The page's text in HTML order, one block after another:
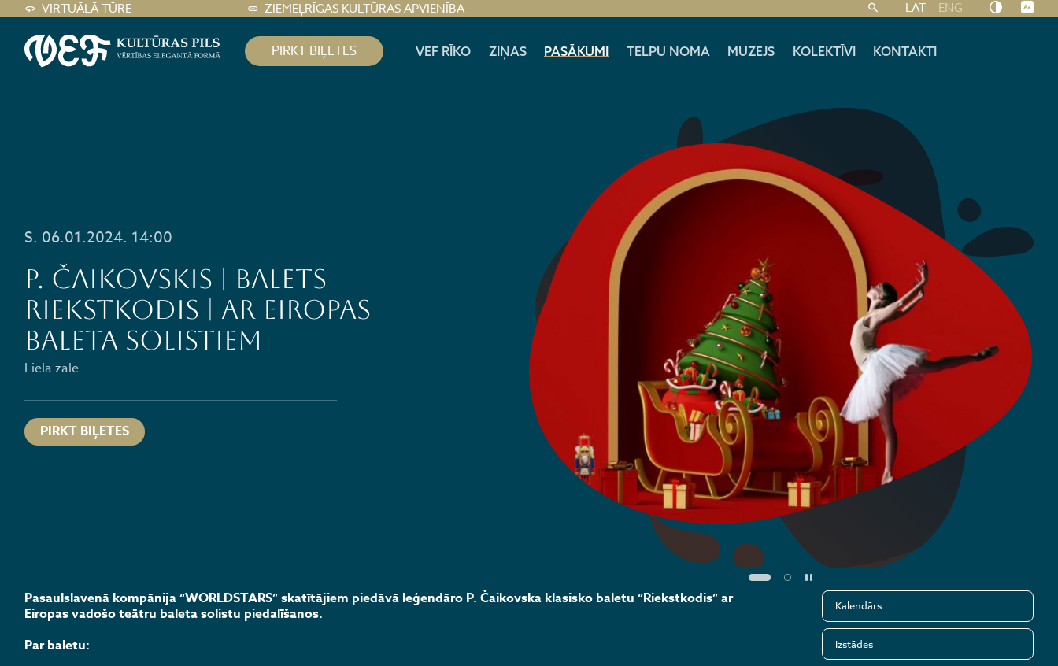
VIRTUĀLĀ TŪRE ZIEMEĻRĪGAS KULTŪRAS APVIENĪBA LAT ENG
PIRKT BIĻETES VEF RĪKO ZIŅAS PASĀKUMI TELPU NOMA MUZEJS KOLEKTĪVI KONTAKTI
S. 06.01.2024. 14:00
P. Čaikovskis | balets
RIEKSTKODIS | ar Eiropas
baleta solistiem
Lielā zāle
PIRKT BIĻETES
Pause
Pasaulslavenā kompānija “WORLDSTARS” skatītājiem piedāvā leģendāro P. Čaikovska klasisko baletu “Riekstkodis” ar
Eiropas vadošo teātru baleta solistu piedalīšanos.
Par baletu:
Kalendārs
Izstādes